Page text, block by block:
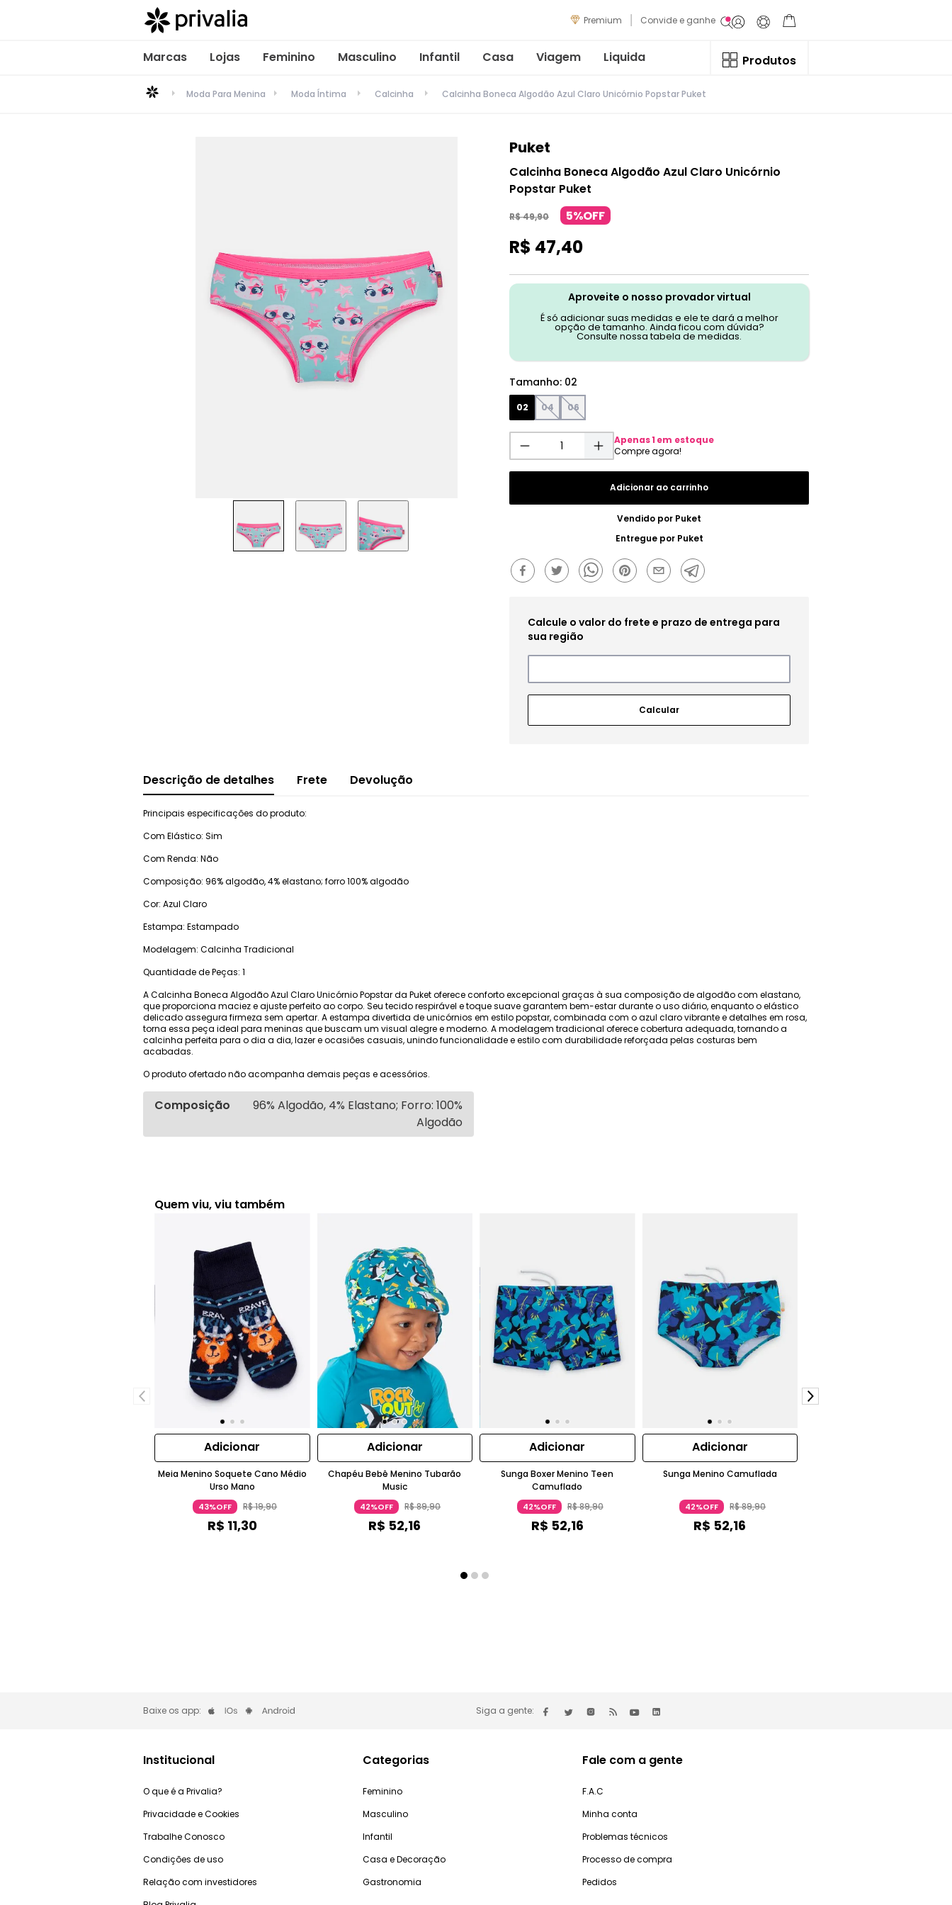
Premium Convide e ganhe
Marcas Lojas Feminino Masculino Infantil Casa Viagem Liquida Produtos
Moda Para Menina Moda Íntima Calcinha Calcinha Boneca Algodão Azul Claro Unicórnio Popstar Puket
Puket
Calcinha Boneca Algodão Azul Claro Unicórnio
Popstar Puket
R$49,90 5%OFF
R$ 47,40
Aproveite o nosso provador virtual
É só adicionar suas medidas e ele te dará a melhor
opção de tamanho. Ainda ficou com dúvida?
Consulte nossa tabela de medidas.
Tamanho: 02
02 04 06
Apenas1 em estoque
Adicionar ao carrinho
Vendido por Puket
Entregue por Puket
Descrição de detalhes Frete Devolução
Principais especificações do produto:
Com Elástico: Sim
Com Renda: Não
Composição: 96% algodão, 4% elastano; forro 100% algodão
Cor: Azul Claro
Estampa: Estampado
Modelagem: Calcinha Tradicional
Quantidade de Peças: 1
A Calcinha Boneca Algodão Azul Claro Unicórnio Popstar da Puket oferece conforto excepcional graças à sua composição de algodão com elastano,
que proporciona maciez e ajuste perfeito ao corpo. Seu tecido respirável e toque suave garantem bem-estar durante o uso diário, enquanto o elástico
delicado assegura firmeza sem apertar. A estampa divertida de unicórnios em estilo popstar, combinada com o azul claro vibrante e detalhes em rosa,
torna essa peça ideal para meninas que buscam um visual alegre e moderno. A modelagem tradicional oferece cobertura adequada, tornando a
calcinha perfeita para o dia a dia, lazer e ocasiões casuais, unindo funcionalidade e estilo com durabilidade reforçada pelas costuras bem
acabadas.
O produto ofertado não acompanha demais peças e acessórios.
Composição
96% Algodão, 4% Elastano; Forro: 100%
Algodão
Quem viu, viu também
Adicionar
Meia Menino Soquete Cano Médio
Urso Mano
43%OFF R$19,90
R$ 11,30
Adicionar
Chapéu Bebê Menino Tubarão
Music
42%OFF R$89,90
R$ 52,16
Adicionar
Sunga Boxer Menino Teen
Camuflado
42%OFF R$89,90
R$ 52,16
Adicionar
Sunga Menino Camuflada
42%OFF R$89,90
R$ 52,16
Baixe os app: Siga a gente:
Institucional
O que é a Privalia?
Privacidade e Cookies
Trabalhe Conosco
Condições de uso
Relação com investidores
Categorias
Feminino
Masculino
Infantil
Casa e Decoração
Gastronomia
Fale com a gente
F.A.C
Minha conta
Problemas técnicos
Processo de compra
Pedidos